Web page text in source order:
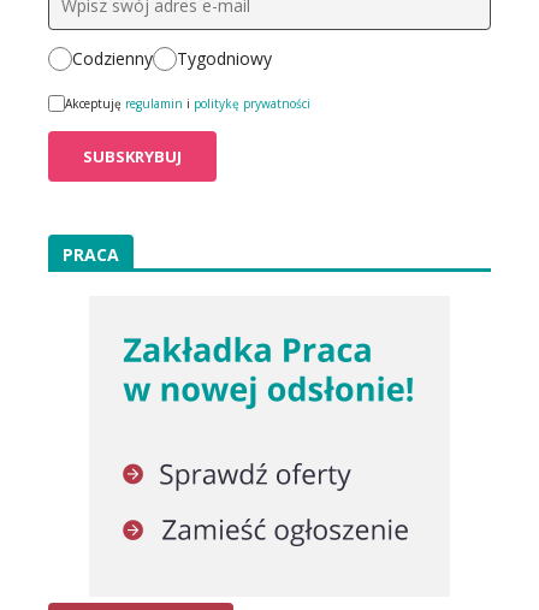
Codzienny Tygodniowy
Akceptuję regulamin i politykę prywatności
PRACA